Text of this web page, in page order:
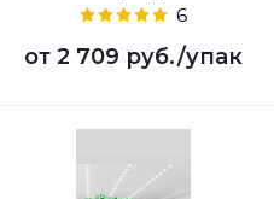
6
от 2 709 руб./упак